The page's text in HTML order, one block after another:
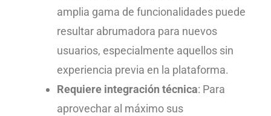
amplia gama de funcionalidades puede
resultar abrumadora para nuevos
usuarios, especialmente aquellos sin
experiencia previa en la plataforma.
Requiere integración técnica: Para
aprovechar al máximo sus